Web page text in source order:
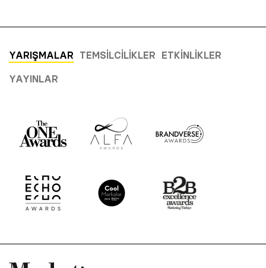
YARIŞMALAR TEMSILCILIKLER ETKINLIKLER
YAYINLAR